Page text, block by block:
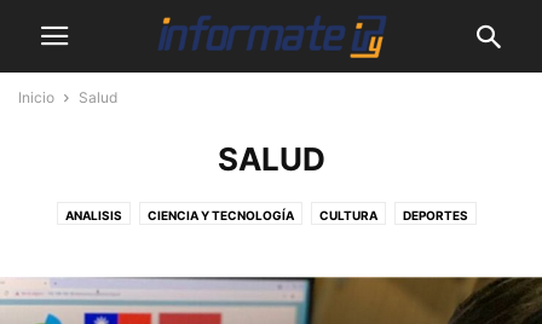
Inicio Salud
SALUD
ANALISIS CIENCIA Y TECNOLOGÍA CULTURA DEPORTES
MUNICIPALES NACIONALES PODCASTS SALUD SHOW
SIN CATEGORÍA